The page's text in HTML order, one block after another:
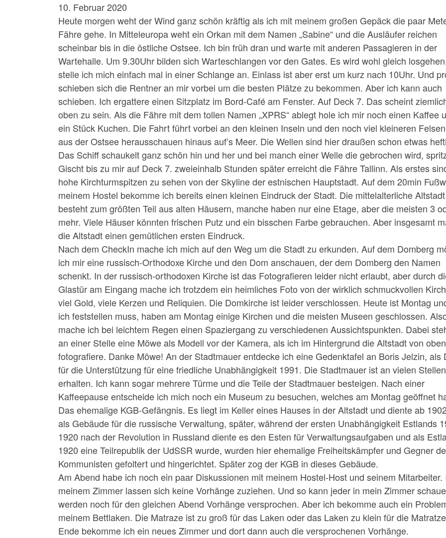
10. Februar 2020
Heute morgen weht der Wind ganz schön kräftig als ich mit meinem großen Gepäck die paar
Fähre gehe. In Mitteleuropa weht ein Orkan mit dem Namen „Sabine“ und die Ausläufer reichen
scheinbar bis in die östliche Ostsee. Ich bin früh dran und warte mit anderen Passagieren in der
Wartehalle. Um 9.30Uhr bilden sich Warteschlangen vor den Gates. Es wird wohl gleich
stelle ich mich einfach mal in einer Schlange an. Einlass ist aber erst um kurz nach 10Uhr. Und
schieben sich die Rentner an mir vorbei um die besten Plätze zu bekommen. Aber ich kann auch
schieben. Ich ergattere einen Sitzplatz im Bord-Café am Fenster. Auf Deck 7. Das scheint
oben zu sein. Als die Fähre mit dem tollen Namen „XPRS“ ablegt hole ich mir noch einen Kaffee
ein Stück Kuchen. Die Fahrt führt vorbei an den kleinen Inseln und den noch viel kleineren
aus der Ostsee herausschauen hinaus auf’s Meer. Die Wellen sind hier draußen schon etwas
Das Schiff schaukelt ganz schön hin und her und bei manch einer Welle die gebrochen wird,
Gischt bis zu mir auf Deck 7. zweieinhalb Stunden später erreicht die Fähre Tallinn. Als erstes
hohe Kirchturmspitzen zu sehen von der Skyline der estnischen Hauptstadt. Auf dem 20min
meinem Hostel bekomme ich bereits einen kleinen Eindruck der Stadt. Die mittelalterliche Altstadt
besteht zum größten Teil aus alten Häusern, manche haben nur eine Etage, aber die meisten 3
mehr. Viele Häuser könnten frischen Putz und ein bisschen Farbe gebrauchen. Aber insgesamt
die Altstadt einen gemütlichen ersten Eindruck.
Nach dem CheckIn mache ich mich auf den Weg um die Stadt zu erkunden. Auf dem Domberg
ich mir eine russisch-Orthodoxe Kirche und den Dom anschauen, der dem Domberg den Namen
schenkt. In der russisch-orthodoxen Kirche ist das Fotografieren leider nicht erlaubt, aber durch
Glastür am Eingang mache ich trotzdem ein heimliches Foto von der wirklich schmuckvollen
viel Gold, viele Kerzen und Reliquien. Die Domkirche ist leider verschlossen. Heute ist Montag
ich feststellen muss, haben am Montag einige Kirchen und die meisten Museen geschlossen.
mache ich bei leichtem Regen einen Spaziergang zu verschiedenen Aussichtspunkten. Dabei
an einer Stelle eine Möwe als Modell vor der Kamera, als ich im Hintergrund die Altstadt von oben
fotografiere. Danke Möwe! An der Stadtmauer entdecke ich eine Gedenktafel an Boris Jelzin, als
für die Unterstützung für eine friedliche Unabhängigkeit 1991. Die Stadtmauer ist an vielen
erhalten. Ich kann sogar mehrere Türme und die Teile der Stadtmauer besteigen. Nach einer
Kaffeepause entscheide ich mich noch ein Museum zu besuchen, welches am Montag geöffnet
Das ehemalige KGB-Gefängnis. Es liegt im Keller eines Hauses in der Altstadt und diente ab
als Gebäude für die russische Verwaltung, später, während der ersten Unabhängigkeit Estlands
1920 nach der Revolution in Russland diente es den Esten für Verwaltungsaufgaben und als
1920 eine Teilrepublik der UdSSR wurde, wurden hier ehemalige Freiheitskämpfer und Gegner
Kommunisten gefoltert und hingerichtet. Später zog der KGB in dieses Gebäude.
Am Abend habe ich noch ein paar Diskussionen mit meinem Hostel-Host und seinem Mitarbeiter.
meinem Zimmer lassen sich keine Vorhänge zuziehen. Und so kann jeder in mein Zimmer
werden noch für den gleichen Abend Vorhänge versprochen. Aber ich bekomme auch ein
meinem Bettlaken. Die Matraze ist zu groß für das Laken oder das Laken zu klein für die
Ende bekomme ich ein neues Zimmer und dort dann auch die versprochenen Vorhänge.